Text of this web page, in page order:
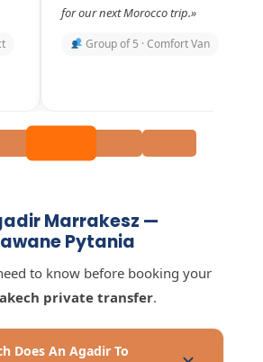
for our next Morocco trip.»
Group of 5 · Comfort Van
Marrakesz —
Pytania
to know before booking your
private transfer.
Does An Agadir To